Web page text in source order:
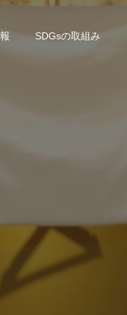
SDGsの取組み